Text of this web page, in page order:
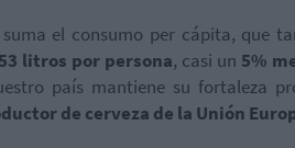
el consumo per cápita, que
53 litros por persona, casi un 5%
país mantiene su fortaleza
de cerveza de la Unión